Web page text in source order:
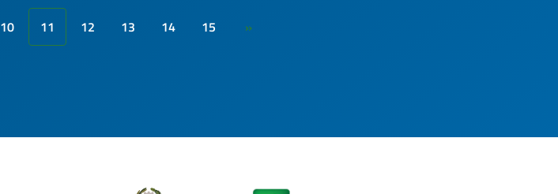
10 11 12 13 14 15 »